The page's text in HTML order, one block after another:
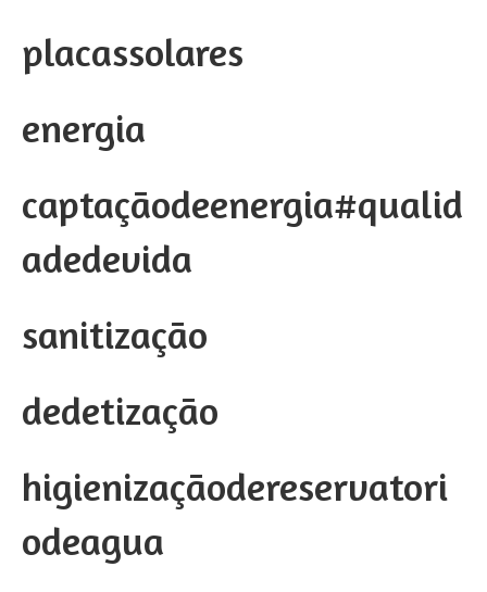
placassolares
energia
captaçãodeenergia#qualid
adedevida
sanitização
dedetização
higienizaçãodereservatori
odeagua